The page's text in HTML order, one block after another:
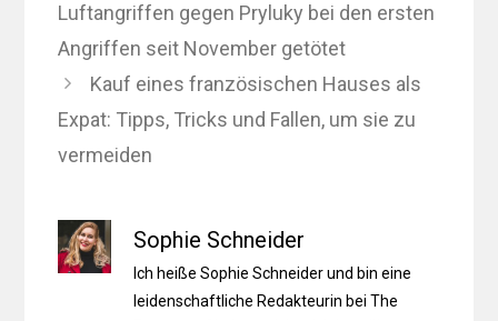
Luftangriffen gegen Pryluky bei den ersten
Angriffen seit November getötet
Kauf eines französischen Hauses als
Expat: Tipps, Tricks und Fallen, um sie zu
vermeiden
Sophie Schneider
Ich heiße Sophie Schneider und bin eine
leidenschaftliche Redakteurin bei The